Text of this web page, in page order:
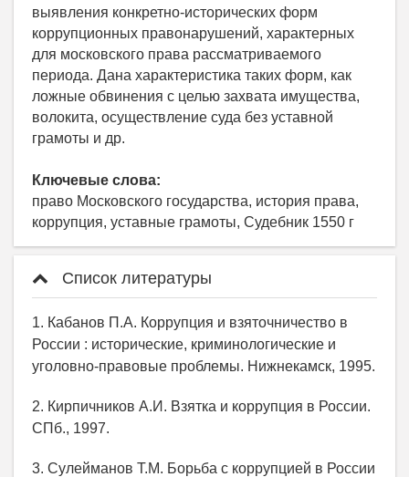
выявления конкретно-исторических форм
коррупционных правонарушений, характерных
для московского права рассматриваемого
периода. Дана характеристика таких форм, как
ложные обвинения с целью захвата имущества,
волокита, осуществление суда без уставной
грамоты и др.
Ключевые слова:
право Московского государства, история права,
коррупция, уставные грамоты, Судебник 1550 г
Список литературы
1. Кабанов П.А. Коррупция и взяточничество в
России : исторические, криминологические и
уголовно-правовые проблемы. Нижнекамск, 1995.
2. Кирпичников А.И. Взятка и коррупция в России.
СПб., 1997.
3. Сулейманов Т.М. Борьба с коррупцией в России